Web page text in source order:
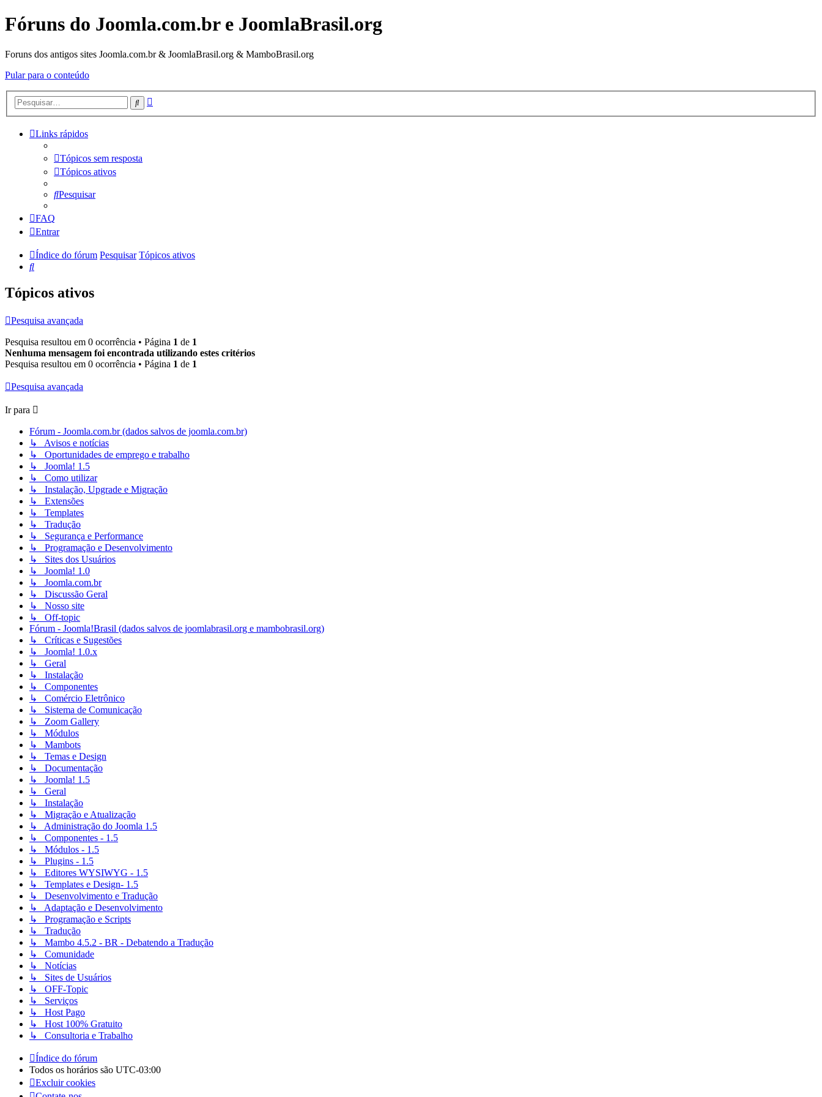
Fóruns do Joomla.com.br e JoomlaBrasil.org
Foruns dos antigos sites Joomla.com.br & JoomlaBrasil.org & MamboBrasil.org
Pular para o conteúdo
Pesquisar
Links rápidos
Tópicos sem resposta
Tópicos ativos
Pesquisar
FAQ
Entrar
Índice do fórum Pesquisar Tópicos ativos
Pesquisar
Tópicos ativos
Pesquisa avançada
Pesquisa resultou em 0 ocorrência • Página 1 de 1
Nenhuma mensagem foi encontrada utilizando estes critérios
Pesquisa resultou em 0 ocorrência • Página 1 de 1
Pesquisa avançada
Ir para
Fórum - Joomla.com.br (dados salvos de joomla.com.br)
↳ Avisos e notícias
↳ Oportunidades de emprego e trabalho
↳ Joomla! 1.5
↳ Como utilizar
↳ Instalação, Upgrade e Migração
↳ Extensões
↳ Templates
↳ Tradução
↳ Segurança e Performance
↳ Programação e Desenvolvimento
↳ Sites dos Usuários
↳ Joomla! 1.0
↳ Joomla.com.br
↳ Discussão Geral
↳ Nosso site
↳ Off-topic
Fórum - Joomla!Brasil (dados salvos de joomlabrasil.org e mambobrasil.org)
↳ Críticas e Sugestões
↳ Joomla! 1.0.x
↳ Geral
↳ Instalação
↳ Componentes
↳ Comércio Eletrônico
↳ Sistema de Comunicação
↳ Zoom Gallery
↳ Módulos
↳ Mambots
↳ Temas e Design
↳ Documentação
↳ Joomla! 1.5
↳ Geral
↳ Instalação
↳ Migração e Atualização
↳ Administração do Joomla 1.5
↳ Componentes - 1.5
↳ Módulos - 1.5
↳ Plugins - 1.5
↳ Editores WYSIWYG - 1.5
↳ Templates e Design- 1.5
↳ Desenvolvimento e Tradução
↳ Adaptação e Desenvolvimento
↳ Programação e Scripts
↳ Tradução
↳ Mambo 4.5.2 - BR - Debatendo a Tradução
↳ Comunidade
↳ Notícias
↳ Sites de Usuários
↳ OFF-Topic
↳ Serviços
↳ Host Pago
↳ Host 100% Gratuito
↳ Consultoria e Trabalho
Índice do fórum
Todos os horários são UTC-03:00
Excluir cookies